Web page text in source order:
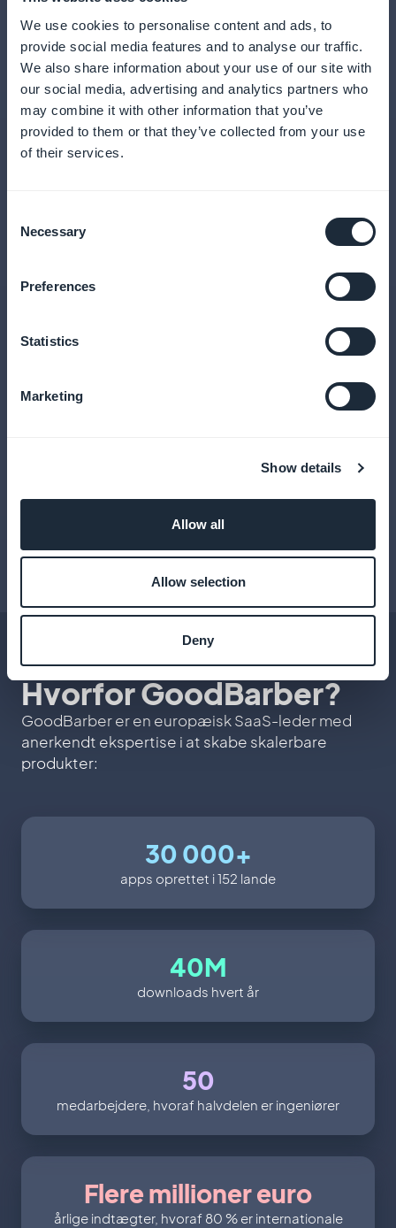
We use cookies to personalise content and ads, to
provide social media features and to analyse our traffic.
We also share information about your use of our site with
our social media, advertising and analytics partners who
may combine it with other information that you’ve
provided to them or that they’ve collected from your use
of their services.
Selection
Necessary
Preferences
Statistics
Marketing
Show details
Allow all
Allow selection
Deny
Vores program henvender sig til ambitiøse
stiftere, som vil eksekvere metodisk:
Iværksættere på jagt efter deres næste
eventyr
Branche- eller tekniske eksperter med en idé,
men uden erfaring med opstart af
virksomhed
Ledere, der er klar til at starte en
på udkig efter en MVP og deres første kunder
Hvorfor GoodBarber?
GoodBarber er en europæisk SaaS-leder med
anerkendt ekspertise i at skabe skalerbare
produkter:
30 000+
apps oprettet i 152 lande
40M
downloads hvert år
50
medarbejdere, hvoraf halvdelen er ingeniører
Flere millioner euro
årlige indtægter, hvoraf 80 % er internationale